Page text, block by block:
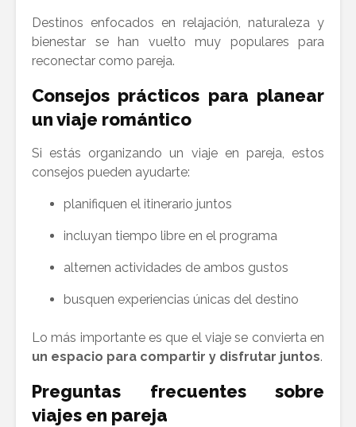
Destinos enfocados en relajación, naturaleza y
bienestar se han vuelto muy populares para
reconectar como pareja.
Consejos prácticos para planear
un viaje romántico
Si estás organizando un viaje en pareja, estos
consejos pueden ayudarte:
planifiquen el itinerario juntos
incluyan tiempo libre en el programa
alternen actividades de ambos gustos
busquen experiencias únicas del destino
Lo más importante es que el viaje se convierta en
un espacio para compartir y disfrutar juntos.
Preguntas frecuentes sobre
viajes en pareja